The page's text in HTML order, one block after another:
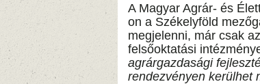
A Magyar Agrár- és
on a Székelyföld
megjelenni, már csak
felsőoktatási
agrárgazdasági
rendezvényen kerülhet